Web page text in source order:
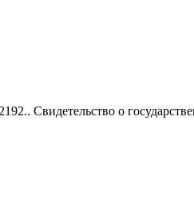
Свидетельство о